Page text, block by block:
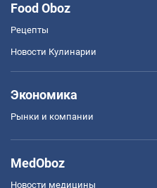
Food Oboz
Рецепты
Новости Кулинарии
Экономика
Рынки и компании
MedOboz
Новости медицины